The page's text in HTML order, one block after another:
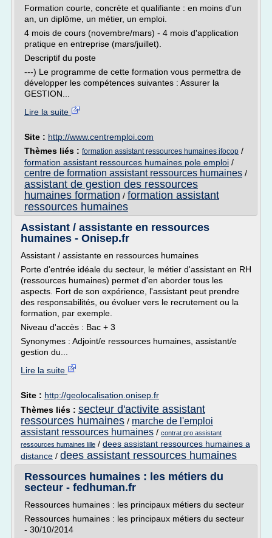
Formation courte, concrète et qualifiante : en moins d'un
an, un diplôme, un métier, un emploi.
4 mois de cours (novembre/mars) - 4 mois d'application
pratique en entreprise (mars/juillet).
Descriptif du poste
---) Le programme de cette formation vous permettra de
développer les compétences suivantes : Assurer la
GESTION...
Lire la suite
Site : http://www.centremploi.com
Thèmes liés : formation assistant ressources humaines ifocop /
formation assistant ressources humaines pole emploi /
centre de formation assistant ressources humaines /
assistant de gestion des ressources
humaines formation / formation assistant
ressources humaines
Assistant / assistante en ressources
humaines - Onisep.fr
Assistant / assistante en ressources humaines
Porte d'entrée idéale du secteur, le métier d'assistant en RH
(ressources humaines) permet d'en aborder tous les
aspects. Fort de son expérience, l'assistant peut prendre
des responsabilités, ou évoluer vers le recrutement ou la
formation, par exemple.
Niveau d'accès : Bac + 3
Synonymes : Adjoint/e ressources humaines, assistant/e
gestion du...
Lire la suite
Site : http://geolocalisation.onisep.fr
Thèmes liés : secteur d'activite assistant
ressources humaines / marche de l'emploi
assistant ressources humaines / contrat pro assistant
ressources humaines lille / dees assistant ressources humaines a
distance / dees assistant ressources humaines
Ressources humaines : les métiers du
secteur - fedhuman.fr
Ressources humaines : les principaux métiers du secteur
Ressources humaines : les principaux métiers du secteur
- 30/10/2014